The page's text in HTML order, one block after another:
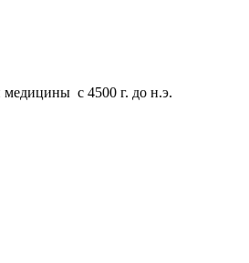
медицины с 4500 г. до н.э.